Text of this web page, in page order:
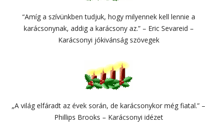
“Amíg a szívünkben tudjuk, hogy milyennek kell lennie a
karácsonynak, addig a karácsony az.” – Eric Sevareid –
Karácsonyi jókivánság szövegek
„A világ elfáradt az évek során, de karácsonykor még fiatal.” –
Phillips Brooks – Karácsonyi idézet